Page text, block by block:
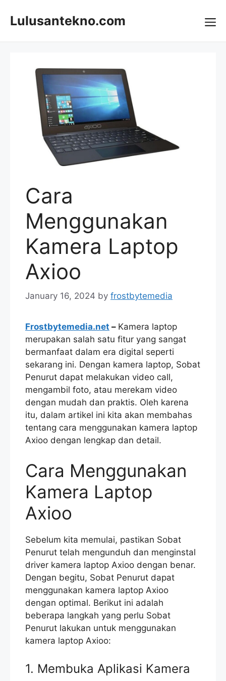
Lulusantekno.com
Cara
Menggunakan
Kamera Laptop
Axioo
January 16, 2024 by frostbytemedia
Frostbytemedia.net – Kamera laptop
merupakan salah satu fitur yang sangat
bermanfaat dalam era digital seperti
sekarang ini. Dengan kamera laptop, Sobat
Penurut dapat melakukan video call,
mengambil foto, atau merekam video
dengan mudah dan praktis. Oleh karena
itu, dalam artikel ini kita akan membahas
tentang cara menggunakan kamera laptop
Axioo dengan lengkap dan detail.
Cara Menggunakan
Kamera Laptop
Axioo
Sebelum kita memulai, pastikan Sobat
Penurut telah mengunduh dan menginstal
driver kamera laptop Axioo dengan benar.
Dengan begitu, Sobat Penurut dapat
menggunakan kamera laptop Axioo
dengan optimal. Berikut ini adalah
beberapa langkah yang perlu Sobat
Penurut lakukan untuk menggunakan
kamera laptop Axioo:
1. Membuka Aplikasi Kamera